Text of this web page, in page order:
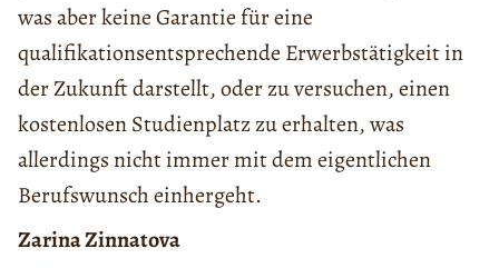
was aber keine Garantie für eine
qualifikationsentsprechende Erwerbstätigkeit in
der Zukunft darstellt, oder zu versuchen, einen
kostenlosen Studienplatz zu erhalten, was
allerdings nicht immer mit dem eigentlichen
Berufswunsch einhergeht.
Zarina Zinnatova